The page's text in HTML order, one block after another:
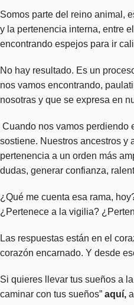
Somos parte del reino animal,
y la pertenencia interna, entre
encontrando espejos para ir
No hay resultado. Es un
nos vamos encontrando,
nosotras y que se expresa en
Cuando nos vamos perdiendo
sostiene. Nuestros ancestros y
pertenencia a un orden más
dudas, generar confianza,
¿Qué me cuenta esa rama,
¿Pertenece a la vigilia?
Las respuestas están en el
corazón encarnado. Y desde
Si quieres llevar tus sueños a
caminar con tus sueños” aquí,